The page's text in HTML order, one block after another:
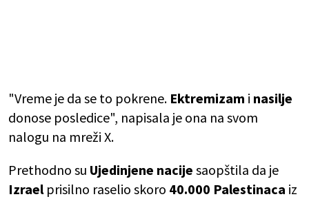
"Vreme je da se to pokrene. Ektremizam i nasilje
donose posledice", napisala je ona na svom
nalogu na mreži X.
Prethodno su Ujedinjene nacije saopštila da je
Izraelprisilno raselio skoro 40.000 Palestinaca iz